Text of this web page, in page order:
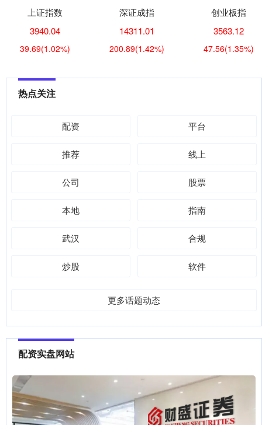
上证指数
3940.04
39.69(1.02%)
深证成指
14311.01
200.89(1.42%)
创业板指
3563.12
47.56(1.35%)
热点关注
配资 平台
推荐 线上
公司 股票
本地 指南
武汉 合规
炒股 软件
更多话题动态
配资实盘网站